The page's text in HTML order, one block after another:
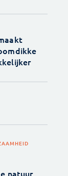
natuur